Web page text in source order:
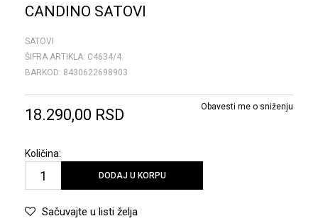
CANDINO SATOVI
SATOVI
ŠIFRA ARTIKLA: C4634/4
BARKOD: 8430622698903
18.290,00 RSD Obavesti me o sniženju
Količina:
DODAJ U KORPU
Sačuvajte u listi želja